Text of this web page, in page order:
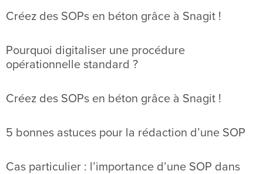
Créez des SOPs en béton grâce à Snagit !
Pourquoi digitaliser une procédure
opérationnelle standard ?
Créez des SOPs en béton grâce à Snagit !
5 bonnes astuces pour la rédaction d’une SOP
Cas particulier : l’importance d’une SOP dans